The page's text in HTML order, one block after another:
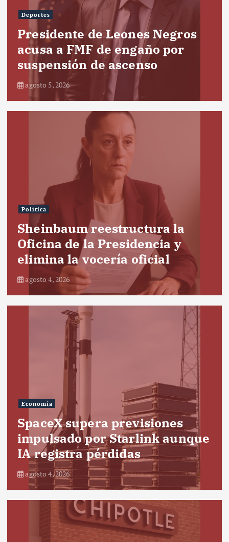
Deportes
Presidente de Leones Negros
acusa a FMF de engaño por
suspensión de ascenso
agosto 5, 2026
Política
Sheinbaum reestructura la
Oficina de la Presidencia y
elimina la vocería oficial
agosto 4, 2026
Economía
SpaceX supera previsiones
impulsado por Starlink aunque
IA registra pérdidas
agosto 4, 2026